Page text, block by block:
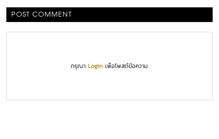
POST COMMENT
กรุณาLogin เพื่อโพสต์ข้อความ